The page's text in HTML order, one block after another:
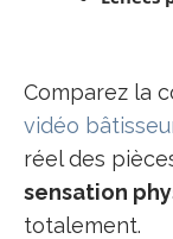
Comparez la
vidéo
réel des
sensation
totalement.